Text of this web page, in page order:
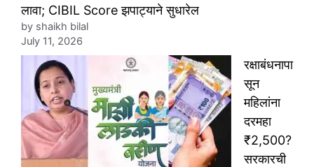
लावा; CIBIL Score झपाट्याने सुधारेल
by shaikh bilal
July 11, 2026
रक्षाबंधनापा
सून
महिलांना
दरमहा
₹2,500?
सरकारची